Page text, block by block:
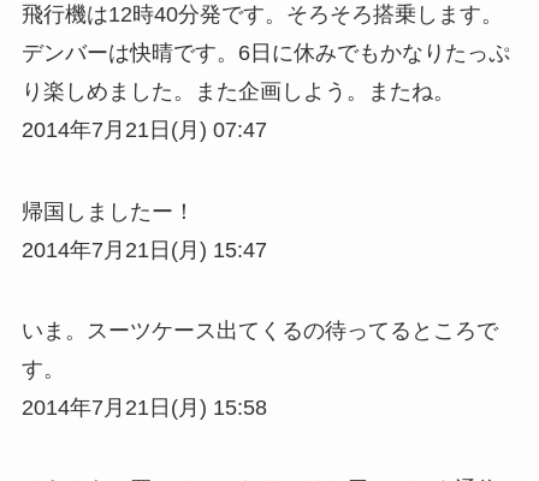
飛行機は12時40分発です。そろそろ搭乗します。
デンバーは快晴です。6日に休みでもかなりたっぷ
り楽しめました。また企画しよう。またね。
2014年7月21日(月) 07:47
帰国しましたー！
2014年7月21日(月) 15:47
いま。スーツケース出てくるの待ってるところで
す。
2014年7月21日(月) 15:58